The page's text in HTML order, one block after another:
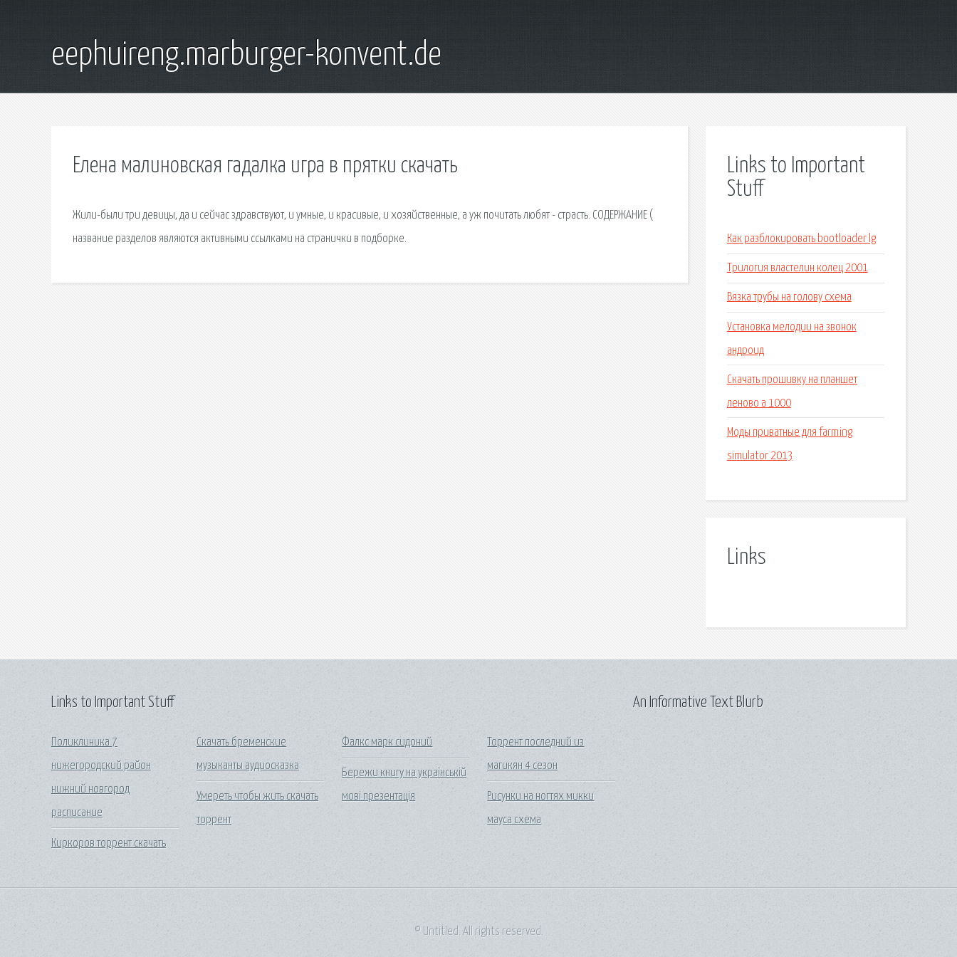
eephuireng.marburger-konvent.de
Елена малиновская гадалка игра в прятки скачать
Жили-были три девицы, да и сейчас здравствуют, и умные, и красивые, и хозяйственные, а уж почитать любят - страсть. СОДЕРЖАНИЕ (
название разделов являются активными ссылками на странички в подборке.
Links to Important
Stuff
Как разблокировать bootloader lg
Трилогия властелин колец 2001
Вязка трубы на голову схема
Установка мелодии на звонок
андроид
Скачать прошивку на планшет
леново а 1000
Моды приватные для farming
simulator 2013
Links
Links to Important Stuff
Поликлиника 7
нижегородский район
нижний новгород
расписание
Киркоров торрент скачать
Скачать бременские
музыканты аудиосказка
Умереть чтобы жить скачать
торрент
Фалкс марк сидоний
Бережи книгу на українській
мові презентація
Торрент последний из
магикян 4 сезон
Рисунки на ногтях микки
мауса схема
An Informative Text Blurb
© Untitled. All rights reserved.